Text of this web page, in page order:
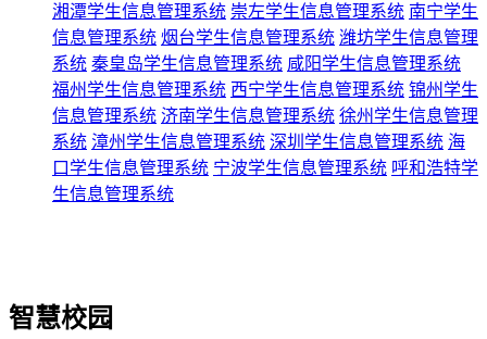
湘潭学生信息管理系统 崇左学生信息管理系统 南宁学生
信息管理系统 烟台学生信息管理系统 潍坊学生信息管理
系统 秦皇岛学生信息管理系统 咸阳学生信息管理系统
福州学生信息管理系统 西宁学生信息管理系统 锦州学生
信息管理系统 济南学生信息管理系统 徐州学生信息管理
系统 漳州学生信息管理系统 深圳学生信息管理系统 海
口学生信息管理系统 宁波学生信息管理系统 呼和浩特学
生信息管理系统
智慧校园